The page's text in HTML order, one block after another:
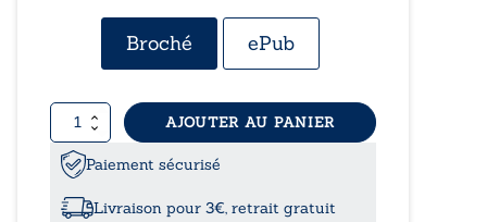
Broché ePub
quantité
de
Le
nouveau
recueil
AJOUTER AU PANIER
Paiement sécurisé
Livraison pour 3€, retrait gratuit